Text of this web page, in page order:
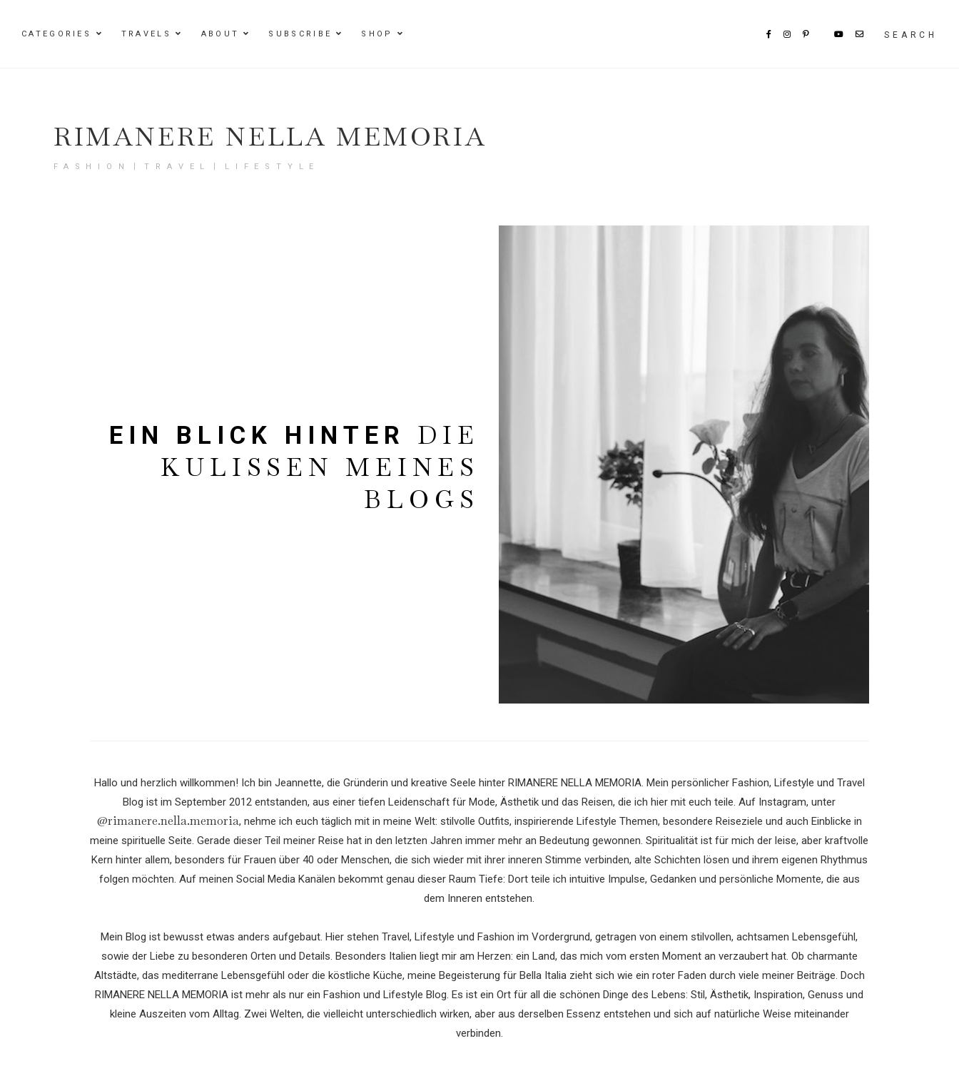
CATEGORIES TRAVELS ABOUT SUBSCRIBE SHOP SEARCH
RIMANERE NELLA MEMORIA
FASHION〡TRAVEL〡LIFESTYLE
EIN BLICK HINTER DIE
KULISSEN MEINES
BLOGS
Hallo und herzlich willkommen! Ich bin Jeannette, die Gründerin und kreative Seele hinter RIMANERE NELLA MEMORIA. Mein persönlicher Fashion, Lifestyle und Travel
Blog ist im September 2012 entstanden, aus einer tiefen Leidenschaft für Mode, Ästhetik und das Reisen, die ich hier mit euch teile. Auf Instagram, unter
@rimanere.nella.memoria, nehme ich euch täglich mit in meine Welt: stilvolle Outfits, inspirierende Lifestyle Themen, besondere Reiseziele und auch Einblicke in
meine spirituelle Seite. Gerade dieser Teil meiner Reise hat in den letzten Jahren immer mehr an Bedeutung gewonnen. Spiritualität ist für mich der leise, aber kraftvolle
Kern hinter allem, besonders für Frauen über 40 oder Menschen, die sich wieder mit ihrer inneren Stimme verbinden, alte Schichten lösen und ihrem eigenen Rhythmus
folgen möchten. Auf meinen Social Media Kanälen bekommt genau dieser Raum Tiefe: Dort teile ich intuitive Impulse, Gedanken und persönliche Momente, die aus
dem Inneren entstehen.
Mein Blog ist bewusst etwas anders aufgebaut. Hier stehen Travel, Lifestyle und Fashion im Vordergrund, getragen von einem stilvollen, achtsamen Lebensgefühl,
sowie der Liebe zu besonderen Orten und Details. Besonders Italien liegt mir am Herzen: ein Land, das mich vom ersten Moment an verzaubert hat. Ob charmante
Altstädte, das mediterrane Lebensgefühl oder die köstliche Küche, meine Begeisterung für Bella Italia zieht sich wie ein roter Faden durch viele meiner Beiträge. Doch
RIMANERE NELLA MEMORIA ist mehr als nur ein Fashion und Lifestyle Blog. Es ist ein Ort für all die schönen Dinge des Lebens: Stil, Ästhetik, Inspiration, Genuss und
kleine Auszeiten vom Alltag. Zwei Welten, die vielleicht unterschiedlich wirken, aber aus derselben Essenz entstehen und sich auf natürliche Weise miteinander
verbinden.